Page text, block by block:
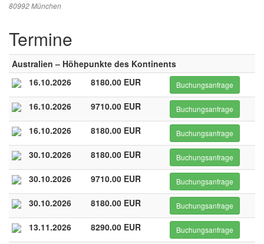
80992 München
Termine
Australien – Höhepunkte des Kontinents
16.10.2026
8180.00 EUR Buchungsanfrage
16.10.2026 9710.00 EUR Buchungsanfrage
16.10.2026 8180.00 EUR Buchungsanfrage
30.10.2026 8180.00 EUR Buchungsanfrage
30.10.2026 9710.00 EUR Buchungsanfrage
30.10.2026 8180.00 EUR Buchungsanfrage
13.11.2026 8290.00 EUR Buchungsanfrage